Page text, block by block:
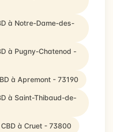
à Notre-Dame-des-
à Pugny-Chatenod -
à Apremont - 73190
à Saint-Thibaud-de-
à Cruet - 73800